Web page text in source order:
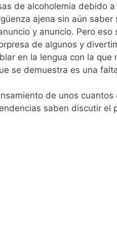
de alcoholemia debido
ajena sin aún
y anuncio. Pero
de algunos y
en la lengua con la
se demuestra es una
de unos
saben discutir el